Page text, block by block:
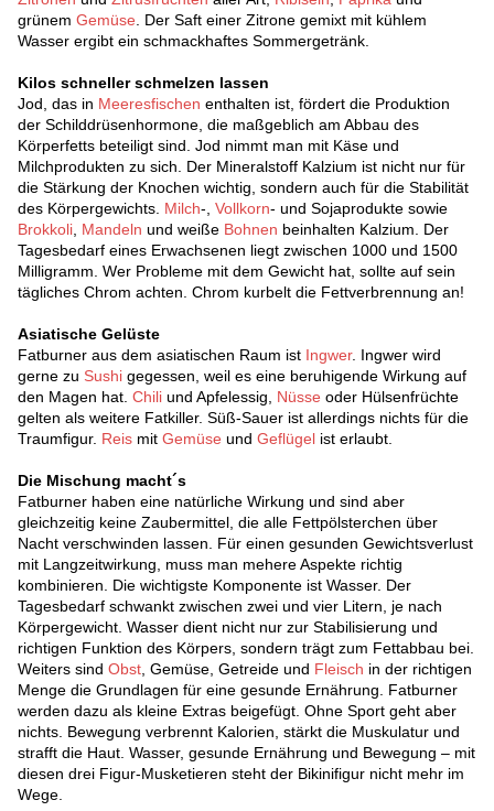
grünem Gemüse. Der Saft einer Zitrone gemixt mit kühlem
Wasser ergibt ein schmackhaftes Sommergetränk.
Kilos schneller schmelzen lassen
Jod, das in Meeresfischen enthalten ist, fördert die Produktion
der Schilddrüsenhormone, die maßgeblich am Abbau des
Körperfetts beteiligt sind. Jod nimmt man mit Käse und
Milchprodukten zu sich. Der Mineralstoff Kalzium ist nicht nur für
die Stärkung der Knochen wichtig, sondern auch für die Stabilität
des Körpergewichts. Milch-, Vollkorn- und Sojaprodukte sowie
Brokkoli, Mandeln und weiße Bohnen beinhalten Kalzium. Der
Tagesbedarf eines Erwachsenen liegt zwischen 1000 und 1500
Milligramm. Wer Probleme mit dem Gewicht hat, sollte auf sein
tägliches Chrom achten. Chrom kurbelt die Fettverbrennung an!
Asiatische Gelüste
Fatburner aus dem asiatischen Raum ist Ingwer. Ingwer wird
gerne zu Sushi gegessen, weil es eine beruhigende Wirkung auf
den Magen hat. Chili und Apfelessig, Nüsse oder Hülsenfrüchte
gelten als weitere Fatkiller. Süß-Sauer ist allerdings nichts für die
Traumfigur. Reis mit Gemüse und Geflügel ist erlaubt.
Die Mischung macht´s
Fatburner haben eine natürliche Wirkung und sind aber
gleichzeitig keine Zaubermittel, die alle Fettpölsterchen über
Nacht verschwinden lassen. Für einen gesunden Gewichtsverlust
mit Langzeitwirkung, muss man mehere Aspekte richtig
kombinieren. Die wichtigste Komponente ist Wasser. Der
Tagesbedarf schwankt zwischen zwei und vier Litern, je nach
Körpergewicht. Wasser dient nicht nur zur Stabilisierung und
richtigen Funktion des Körpers, sondern trägt zum Fettabbau bei.
Weiters sind Obst, Gemüse, Getreide und Fleisch in der richtigen
Menge die Grundlagen für eine gesunde Ernährung. Fatburner
werden dazu als kleine Extras beigefügt. Ohne Sport geht aber
nichts. Bewegung verbrennt Kalorien, stärkt die Muskulatur und
strafft die Haut. Wasser, gesunde Ernährung und Bewegung – mit
diesen drei Figur-Musketieren steht der Bikinifigur nicht mehr im
Wege.